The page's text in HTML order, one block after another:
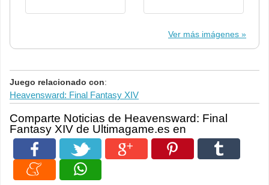
Ver más imágenes
Juego relacionado con:
Heavensward: Final Fantasy XIV
Comparte Noticias de Heavensward: Final
Fantasy XIV de Ultimagame.es en